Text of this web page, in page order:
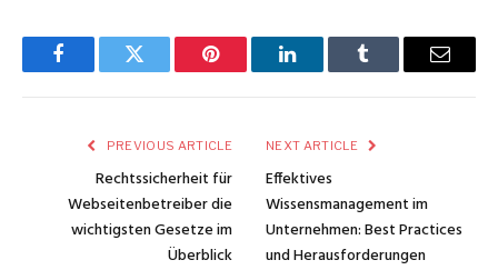
FacebookTwitter Pinterest LinkedInTumblr Email
PREVIOUS ARTICLE
Rechtssicherheit für
Webseitenbetreiber die
wichtigsten Gesetze im
Überblick
NEXT ARTICLE
Effektives
Wissensmanagement im
Unternehmen: Best Practices
und Herausforderungen